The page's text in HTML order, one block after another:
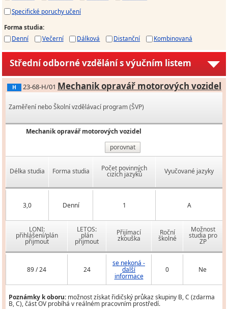
Specifické poruchy učení
Forma studia:
Denní
Večerní Dálková Distanční Kombinovaná
Střední odborné vzdělání s výučním listem
H 23-68-H/01 Mechanik opravář motorových vozidel
Zaměření nebo Školní vzdělávací program (ŠVP)
Mechanik opravář motorových vozidel
porovnat
Délka studia Forma studia Počet povinných
cizích jazyků Vyučované jazyky
3,0 Denní 1 A
LONI:
přihlášení/plán
přijmout
LETOS:
plán
přijmout
Přijímací
zkouška
Roční
školné
Možnost
studia pro
ZP
89 / 24 24
se nekoná -
další
informace
0 Ne
Poznámky k oboru: možnost získat řidičský průkaz skupiny B, C (zdarma
B, C), část OV probíhá v reálném pracovním prostředí.